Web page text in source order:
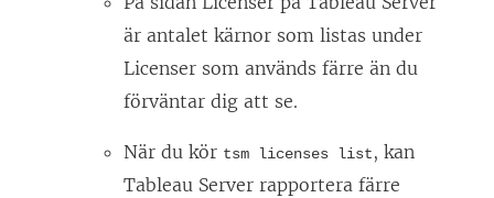
är antalet kärnor som listas under
Licenser som används färre än du
förväntar dig att se.
När du kör tsm licenses list, kan
Tableau Server rapportera färre